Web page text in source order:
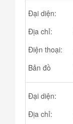
Đại diện:
Địa chỉ:
Điện thoại:
Bản đồ
Đại diện:
Địa chỉ: